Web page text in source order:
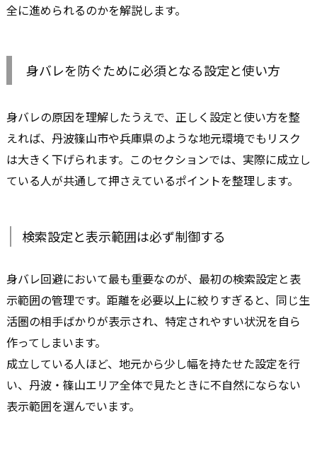
全に進められるのかを解説します。
身バレを防ぐために必須となる設定と使い方
身バレの原因を理解したうえで、正しく設定と使い方を整
えれば、丹波篠山市や兵庫県のような地元環境でもリスク
は大きく下げられます。このセクションでは、実際に成立し
ている人が共通して押さえているポイントを整理します。
検索設定と表示範囲は必ず制御する
身バレ回避において最も重要なのが、最初の検索設定と表
示範囲の管理です。距離を必要以上に絞りすぎると、同じ生
活圏の相手ばかりが表示され、特定されやすい状況を自ら
作ってしまいます。
成立している人ほど、地元から少し幅を持たせた設定を行
い、丹波・篠山エリア全体で見たときに不自然にならない
表示範囲を選んでいます。